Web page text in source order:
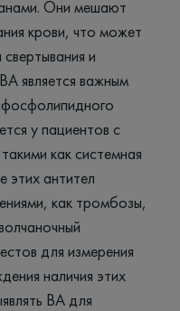
Они мешают
крови, что может
и
является важным
у пациентов с
как системная
этих антител
как тромбозы,
для измерения
наличия этих
ВА для